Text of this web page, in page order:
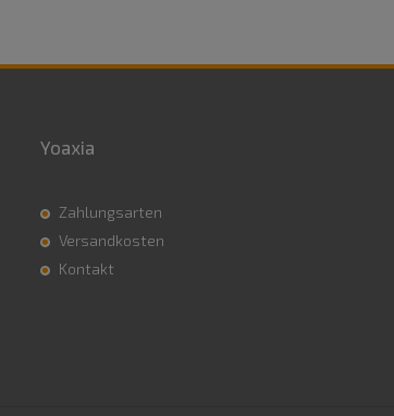
Yoaxia
Zahlungsarten
Versandkosten
Kontakt